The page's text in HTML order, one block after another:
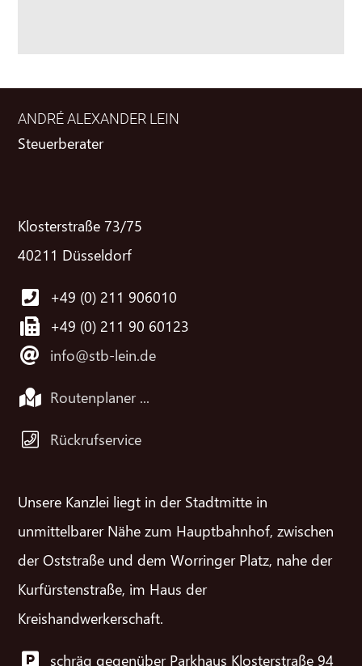
ANDRÉ ALEXANDER LEIN
Steuerberater
Klosterstraße 73/75
40211 Düsseldorf
+49 (0) 211 906010
+49 (0) 211 90 60123
info@stb-lein.de
Routenplaner ...
Rückrufservice
Unsere Kanzlei liegt in der Stadtmitte in
unmittelbarer Nähe zum Hauptbahnhof, zwischen
der Oststraße und dem Worringer Platz, nahe der
Kurfürstenstraße, im Haus der
Kreishandwerkerschaft.
schräg gegenüber Parkhaus Klosterstraße 94